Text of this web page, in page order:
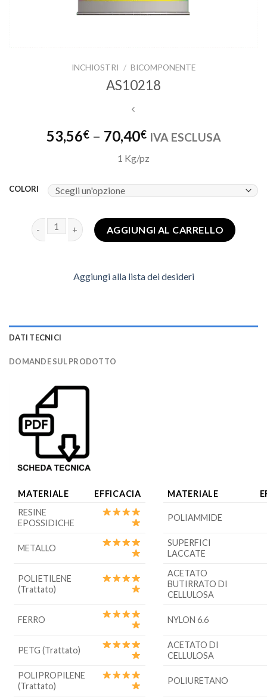
INCHIOSTRI / BICOMPONENTE
AS10218
53,56€– 70,40€ IVA ESCLUSA
1 Kg/pz
COLORI
AGGIUNGI AL CARRELLO
Aggiungi alla lista dei desideri
DATI TECNICI
DOMANDE SUL PRODOTTO
MATERIALE EFFICACIA MATERIALE
RESINE
EPOSSIDICHE
POLIAMMIDE
METALLO
SUPERFICI
LACCATE
POLIETILENE
(Trattato)
ACETATO
BUTIRRATO DI
CELLULOSA
FERRO NYLON 6.6
PETG (Trattato)
ACETATO DI
CELLULOSA
POLIPROPILENE
(Trattato)
POLIURETANO